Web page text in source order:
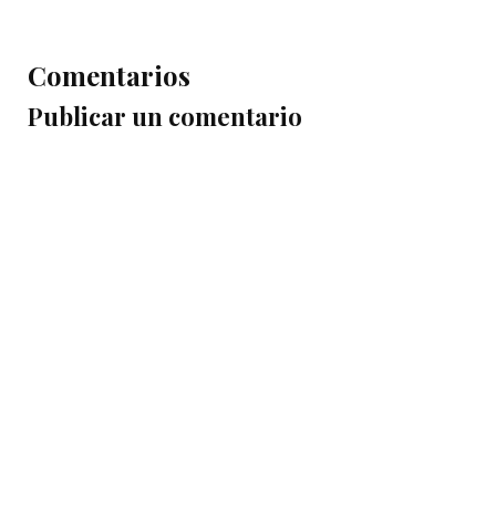
Comentarios
Publicar un comentario